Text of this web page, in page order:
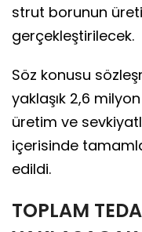
strut borunun
gerçekleştirilecek.
Söz konusu
yaklaşık 2,6
üretim ve
içerisinde
edildi.
TOPLAM